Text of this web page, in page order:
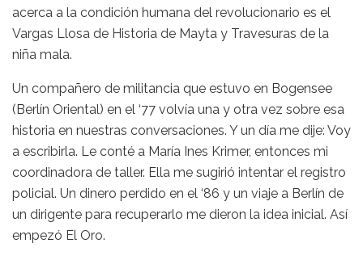
acerca a la condición humana del revolucionario es el
Vargas Llosa de Historia de Mayta y Travesuras de la
niña mala.
Un compañero de militancia que estuvo en Bogensee
(Berlín Oriental) en el ‘77 volvía una y otra vez sobre esa
historia en nuestras conversaciones. Y un día me dije: Voy
a escribirla. Le conté a María Ines Krimer, entonces mi
coordinadora de taller. Ella me sugirió intentar el registro
policial. Un dinero perdido en el ‘86 y un viaje a Berlín de
un dirigente para recuperarlo me dieron la idea inicial. Así
empezó El Oro.